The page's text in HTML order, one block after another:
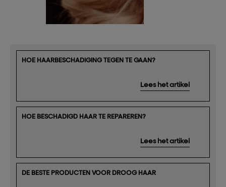
HOE HAARBESCHADIGING TEGEN TE GAAN?
Lees het artikel
HOE BESCHADIGD HAAR TE REPAREREN?
Lees het artikel
DE BESTE PRODUCTEN VOOR DROOG HAAR